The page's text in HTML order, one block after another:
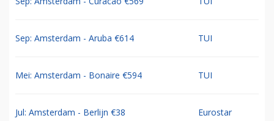
Sep: Amsterdam - Aruba €614 TUI
Mei: Amsterdam - Bonaire €594 TUI
Jul: Amsterdam - Berlijn €38 Eurostar